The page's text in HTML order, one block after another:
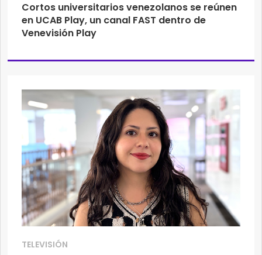
Cortos universitarios venezolanos se reúnen
en UCAB Play, un canal FAST dentro de
Venevisión Play
TELEVISIÓN